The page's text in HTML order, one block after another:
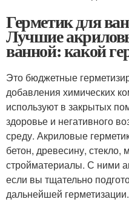
Герметик для
Лучшие
ванной: какой
Это бюджетные
добавления химических
используют в закрытых
здоровье и негативного
среду. Акриловые
бетон, древесину,
стройматериалы. С ними
если вы тщательно
дальнейшей герметизации.